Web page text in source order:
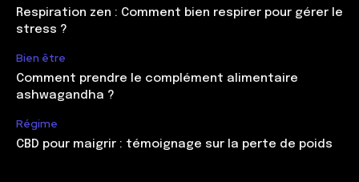
Respiration zen : Comment bien respirer pour gérer le
stress ?
Bien être
Comment prendre le complément alimentaire
ashwagandha ?
Régime
CBD pour maigrir : témoignage sur la perte de poids